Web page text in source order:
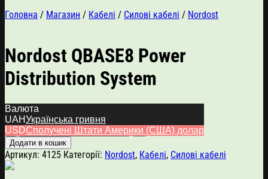
Головна / Магазин / Кабелі / Силові кабелі / Nordost
Nordost QBASE8 Power
Distribution System
1,900.00
Nordost
QBASE8
Power
Distribution
Додати в кошик
Артикул: 4125 Категорії: Nordost, Кабелі, Силові кабелі
Валюта
UAHУкраїнська гривня
USDСполучені Штати Америки (США) долар